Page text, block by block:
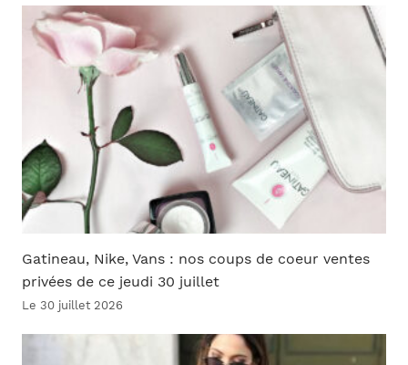
Gatineau, Nike, Vans : nos coups de coeur ventes
privées de ce jeudi 30 juillet
Le 30 juillet 2026